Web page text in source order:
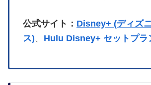
公式サイト： Disney+ (ディズ
ス)、 Hulu Disney+ セットプラ